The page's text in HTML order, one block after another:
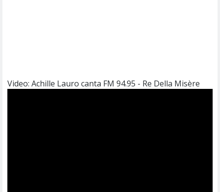
Video: Achille Lauro canta FM 94.95 - Re Della Misère